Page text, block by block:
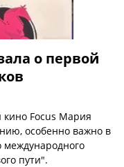
о первой
кино Focus Мария
особенно важно в
международного
пути".